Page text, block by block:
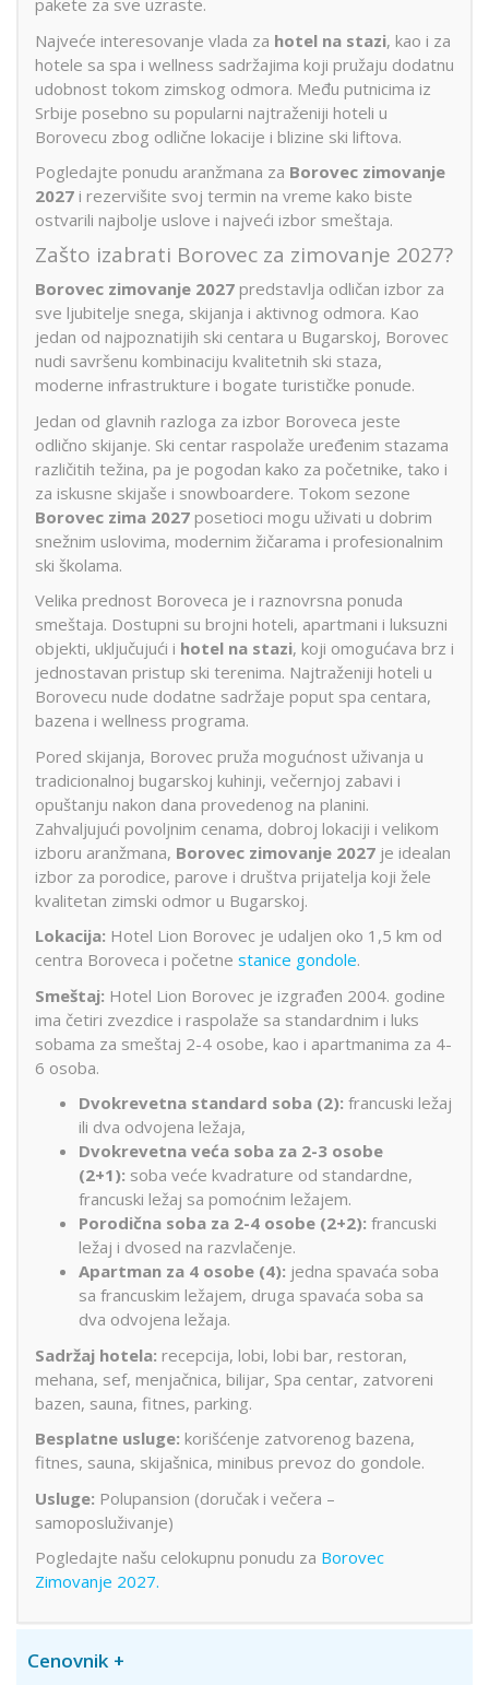
pakete za sve uzraste.
Najveće interesovanje vlada za hotel na stazi, kao i za
hotele sa spa i wellness sadržajima koji pružaju dodatnu
udobnost tokom zimskog odmora. Među putnicima iz
Srbije posebno su popularni najtraženiji hoteli u
Borovecu zbog odlične lokacije i blizine ski liftova.
Pogledajte ponudu aranžmana za Borovec zimovanje
2027 i rezervišite svoj termin na vreme kako biste
ostvarili najbolje uslove i najveći izbor smeštaja.
Zašto izabrati Borovec za zimovanje 2027?
Borovec zimovanje 2027 predstavlja odličan izbor za
sve ljubitelje snega, skijanja i aktivnog odmora. Kao
jedan od najpoznatijih ski centara u Bugarskoj, Borovec
nudi savršenu kombinaciju kvalitetnih ski staza,
moderne infrastrukture i bogate turističke ponude.
Jedan od glavnih razloga za izbor Boroveca jeste
odlično skijanje. Ski centar raspolaže uređenim stazama
različitih težina, pa je pogodan kako za početnike, tako i
za iskusne skijaše i snowboardere. Tokom sezone
Borovec zima 2027 posetioci mogu uživati u dobrim
snežnim uslovima, modernim žičarama i profesionalnim
ski školama.
Velika prednost Boroveca je i raznovrsna ponuda
smeštaja. Dostupni su brojni hoteli, apartmani i luksuzni
objekti, uključujući i hotel na stazi, koji omogućava brz i
jednostavan pristup ski terenima. Najtraženiji hoteli u
Borovecu nude dodatne sadržaje poput spa centara,
bazena i wellness programa.
Pored skijanja, Borovec pruža mogućnost uživanja u
tradicionalnoj bugarskoj kuhinji, večernjoj zabavi i
opuštanju nakon dana provedenog na planini.
Zahvaljujući povoljnim cenama, dobroj lokaciji i velikom
izboru aranžmana, Borovec zimovanje 2027 je idealan
izbor za porodice, parove i društva prijatelja koji žele
kvalitetan zimski odmor u Bugarskoj.
Lokacija: Hotel Lion Borovec je udaljen oko 1,5 km od
centra Boroveca i početne stanice gondole.
Smeštaj: Hotel Lion Borovec je izgrađen 2004. godine
ima četiri zvezdice i raspolaže sa standardnim i luks
sobama za smeštaj 2-4 osobe, kao i apartmanima za 4-
6 osoba.
Dvokrevetna standard soba (2): francuski ležaj
ili dva odvojena ležaja,
Dvokrevetna veća soba za 2-3 osobe
(2+1): soba veće kvadrature od standardne,
francuski ležaj sa pomoćnim ležajem.
Porodična soba za 2-4 osobe (2+2): francuski
ležaj i dvosed na razvlačenje.
Apartman za 4 osobe (4): jedna spavaća soba
sa francuskim ležajem, druga spavaća soba sa
dva odvojena ležaja.
Sadržaj hotela: recepcija, lobi, lobi bar, restoran,
mehana, sef, menjačnica, bilijar, Spa centar, zatvoreni
bazen, sauna, fitnes, parking.
Besplatne usluge: korišćenje zatvorenog bazena,
fitnes, sauna, skijašnica, minibus prevoz do gondole.
Usluge: Polupansion (doručak i večera –
samoposluživanje)
Pogledajte našu celokupnu ponudu za Borovec
Zimovanje 2027.
Cenovnik